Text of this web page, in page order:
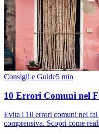
Consigli e Guide5 min
10 Errori Comuni nel
Evita i 10 errori comuni nel fai
comprensiva. Scopri come